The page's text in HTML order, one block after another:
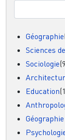
Géographie
Sciences
Sociologie
Education